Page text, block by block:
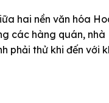
hai nền văn hóa
các hàng quán, nhà
phải thử khi đến với